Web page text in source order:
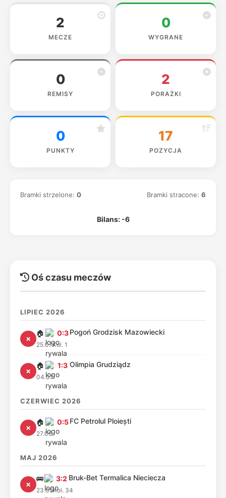
2
MECZE
0
WYGRANE
0
REMISY
2
PORAŻKI
0
PUNKTY
17
POZYCJA
Bramki strzelone: 0 Bramki stracone: 6
Bilans: -6
Oś czasu meczów
LIPIEC 2026
✗
🏠 0:3 Pogoń Grodzisk Mazowiecki
25.07Kol. 1
✗
🏠 1:3 Olimpia Grudziądz
04.07
CZERWIEC 2026
✗
🏠 0:5 FC Petrolul Ploiești
27.06
MAJ 2026
✗
🚌 3:2 Bruk-Bet Termalica Nieciecza
23.05Kol. 34